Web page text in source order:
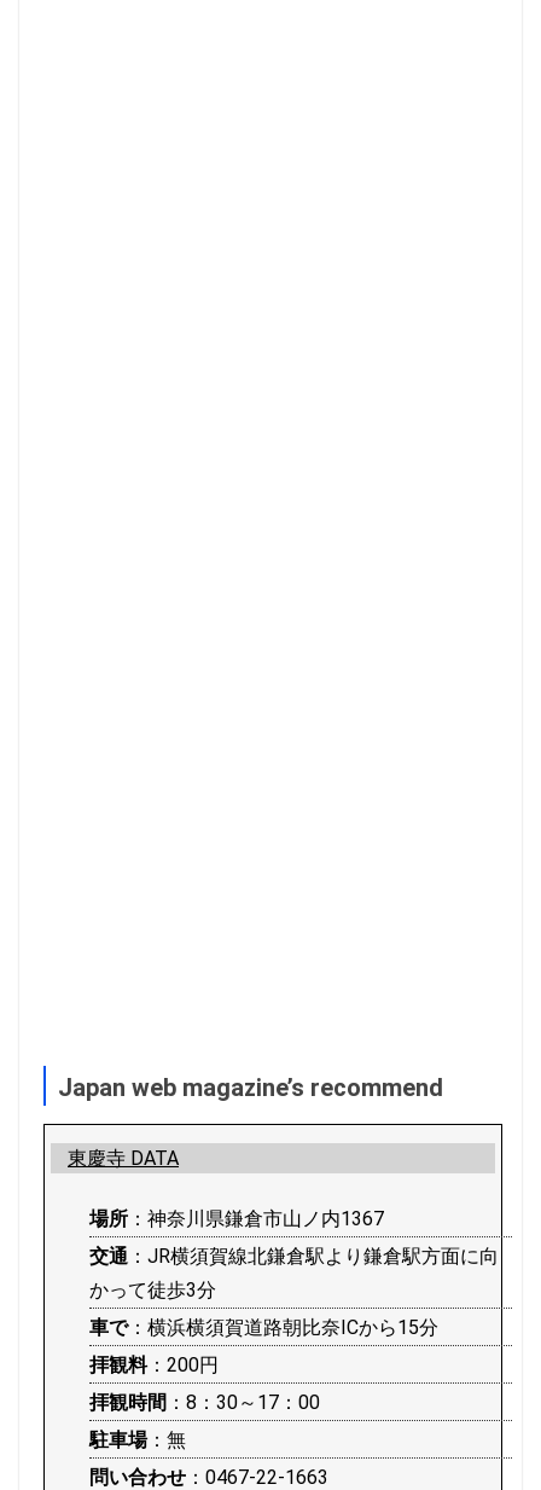
Japan web magazine’s recommend
東慶寺 DATA
場所 ：神奈川県鎌倉市山ノ内1367
交通 ：JR横須賀線北鎌倉駅より鎌倉駅方面に向
かって徒歩3分
車で：横浜横須賀道路朝比奈ICから15分
拝観料：200円
拝観時間 ：8：30～17：00
駐車場：無
問い合わせ ：0467-22-1663